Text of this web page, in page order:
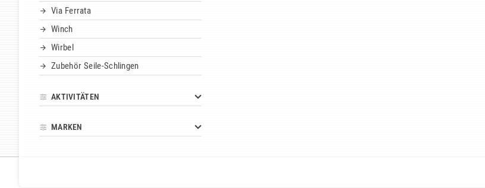
Via Ferrata
Winch
Wirbel
Zubehör Seile-Schlingen
AKTIVITÄTEN
MARKEN